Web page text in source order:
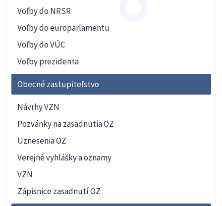
Voľby do NRSR
Voľby do europarlamentu
Voľby do VÚC
Voľby prezidenta
Obecné zastupiteľstvo
Návrhy VZN
Pozvánky na zasadnutia OZ
Uznesenia OZ
Verejné vyhlášky a oznamy
VZN
Zápisnice zasadnutí OZ